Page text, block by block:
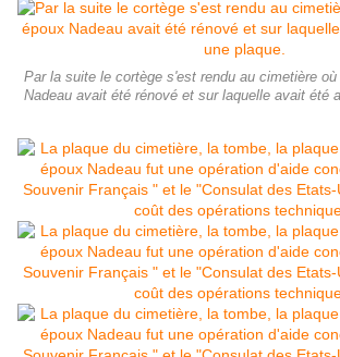
Par la suite le cortège s'est rendu au cimetière
Nadeau avait été rénové et sur laquelle avait été